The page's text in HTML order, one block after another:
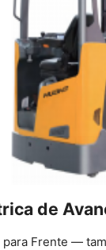
de
Frente —